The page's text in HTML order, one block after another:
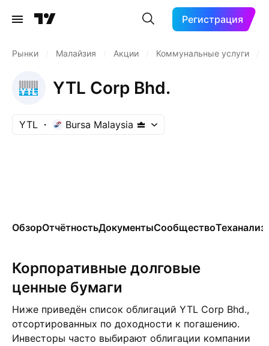
Регистрация
Рынки Малайзия Акции Коммунальные услуги
YTL Corp Bhd.
YTL Bursa Malaysia
ОбзорОтчётностьДокументыСообществоТеханализ
Корпоративные долговые
ценные бумаги
Ниже приведён список облигаций YTL Corp Bhd.,
отсортированных по доходности к погашению.
Инвесторы часто выбирают облигации компании